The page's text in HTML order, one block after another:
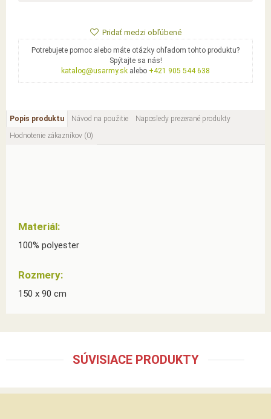
Pridať medzi obľúbené
Potrebujete pomoc alebo máte otázky ohľadom tohto produktu?
Spýtajte sa nás!
katalog@usarmy.sk alebo +421 905 544 638
Popis produktu Návod na použitie
Naposledy prezerané produkty
Hodnotenie zákazníkov (0)
Materiál:
100% polyester
Rozmery:
150 x 90 cm
SÚVISIACE PRODUKTY